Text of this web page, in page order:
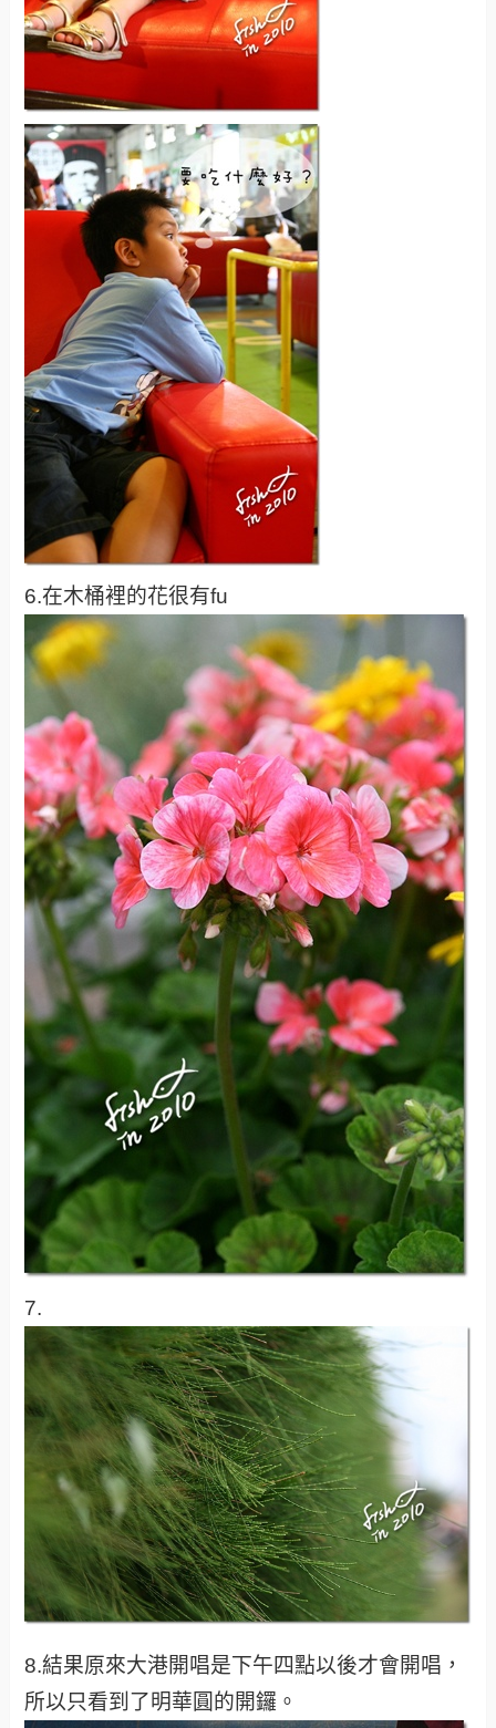
6.在木桶裡的花很有fu
7.
8.結果原來大港開唱是下午四點以後才會開唱，
所以只看到了明華圓的開鑼。